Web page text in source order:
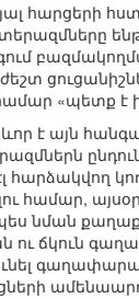
հարցերի
«պետք է
է այն
հարձակվող
համար,
նման
ճկուն